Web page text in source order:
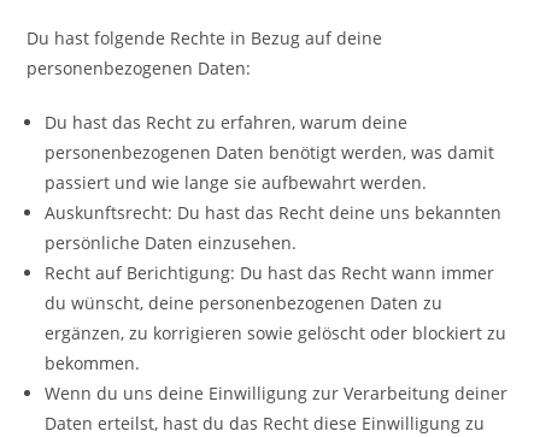
Du hast folgende Rechte in Bezug auf deine
personenbezogenen Daten:
Du hast das Recht zu erfahren, warum deine
personenbezogenen Daten benötigt werden, was damit
passiert und wie lange sie aufbewahrt werden.
Auskunftsrecht: Du hast das Recht deine uns bekannten
persönliche Daten einzusehen.
Recht auf Berichtigung: Du hast das Recht wann immer
du wünscht, deine personenbezogenen Daten zu
ergänzen, zu korrigieren sowie gelöscht oder blockiert zu
bekommen.
Wenn du uns deine Einwilligung zur Verarbeitung deiner
Daten erteilst, hast du das Recht diese Einwilligung zu